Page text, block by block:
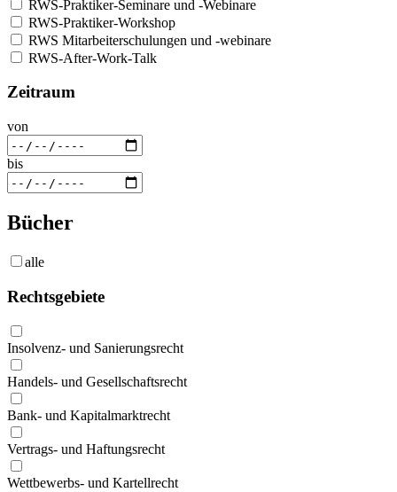
RWS-Praktiker-Seminare und -Webinare
RWS-Praktiker-Workshop
RWS Mitarbeiterschulungen und -webinare
RWS-After-Work-Talk
Zeitraum
von
bis
Bücher
alle
Rechtsgebiete
Insolvenz- und Sanierungsrecht
Handels- und Gesellschaftsrecht
Bank- und Kapitalmarktrecht
Vertrags- und Haftungsrecht
Wettbewerbs- und Kartellrecht